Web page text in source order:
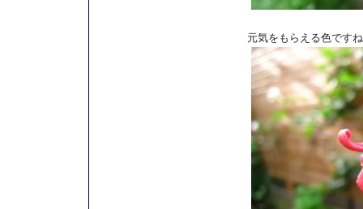
元気をもらえる色です